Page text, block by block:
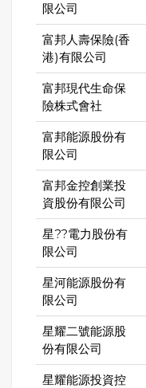
限公司
富邦人壽保險(香
港)有限公司
富邦現代生命保
險株式會社
富邦能源股份有
限公司
富邦金控創業投
資股份有限公司
星??電力股份有
限公司
星河能源股份有
限公司
星耀二號能源股
份有限公司
星耀能源投資控